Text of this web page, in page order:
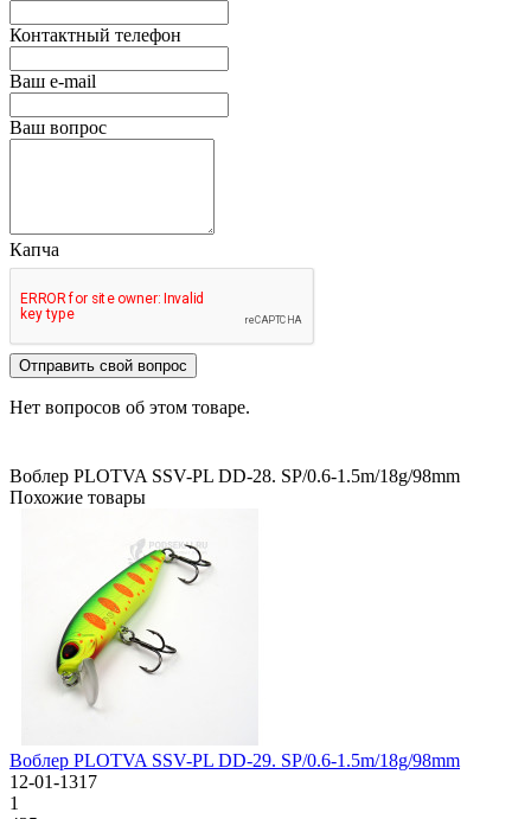
Контактный телефон
Ваш e-mail
Ваш вопрос
Капча
Отправить свой вопрос
Нет вопросов об этом товаре.
Воблер PLOTVA SSV-PL DD-28. SP/0.6-1.5m/18g/98mm
Похожие товары
Воблер PLOTVA SSV-PL DD-29. SP/0.6-1.5m/18g/98mm
12-01-1317
1